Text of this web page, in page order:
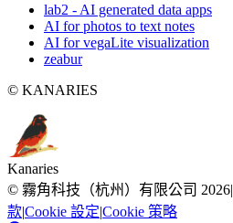
lab2 - AI generated data apps
AI for photos to text notes
AI for vegaLite visualization
zeabur
© KANARIES
Kanaries
© 霧角科技（杭州）有限公司 2026|
款|Cookie 設定|Cookie 策略